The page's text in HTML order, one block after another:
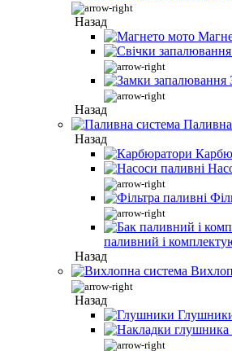
Назад
Назад
Назад
паливний і
Назад
Назад